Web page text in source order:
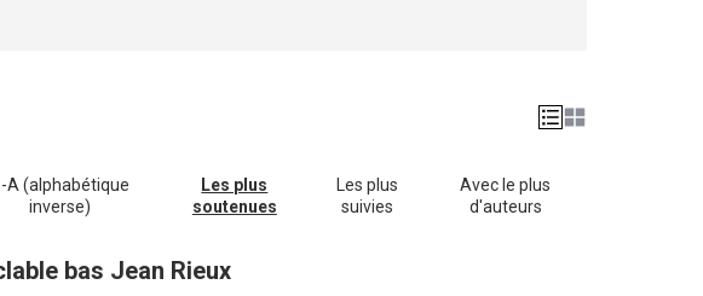
A (alphabétique
inverse)
Les plus
soutenues
Les plus
suivies
Avec le plus
d'auteurs
bas Jean Rieux